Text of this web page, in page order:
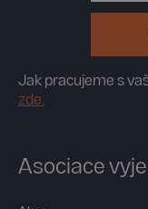
Jak pracujeme s
zde.
Asociace